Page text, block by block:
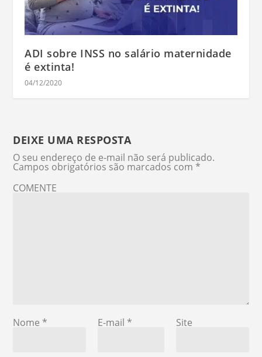
ADI sobre INSS no salário maternidade
é extinta!
04/12/2020
DEIXE UMA RESPOSTA
O seu endereço de e-mail não será publicado.
Campos obrigatórios são marcados com *
COMENTE
Nome * E-mail * Site